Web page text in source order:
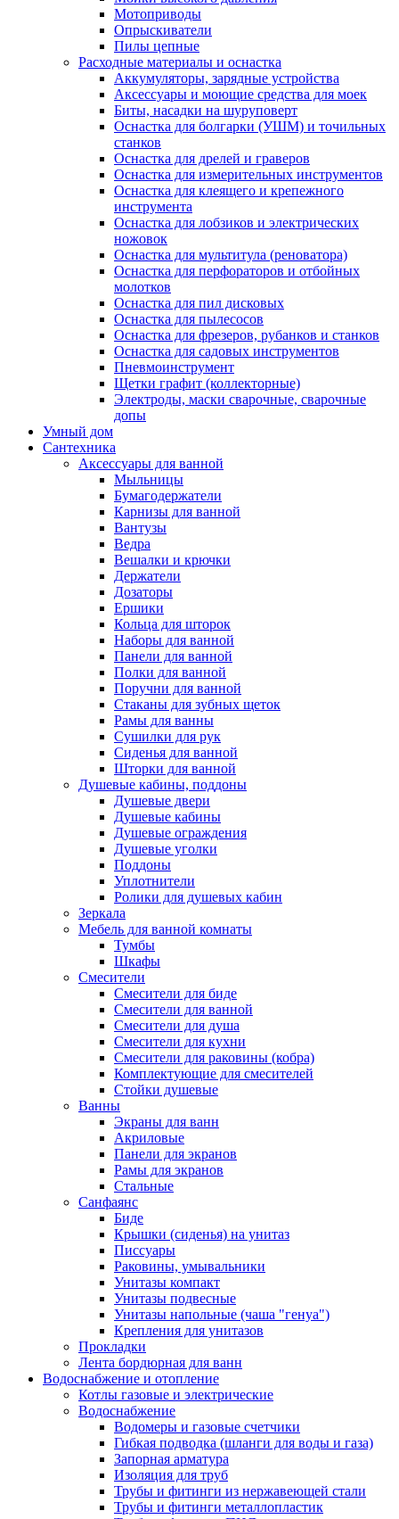
Мотоприводы
Опрыскиватели
Пилы цепные
Расходные материалы и оснастка
Аккумуляторы, зарядные устройства
Аксессуары и моющие средства для моек
Биты, насадки на шуруповерт
Оснастка для болгарки (УШМ) и точильных
станков
Оснастка для дрелей и граверов
Оснастка для измерительных инструментов
Оснастка для клеящего и крепежного
инструмента
Оснастка для лобзиков и электрических
ножовок
Оснастка для мультитула (реноватора)
Оснастка для перфораторов и отбойных
молотков
Оснастка для пил дисковых
Оснастка для пылесосов
Оснастка для фрезеров, рубанков и станков
Оснастка для садовых инструментов
Пневмоинструмент
Щетки графит (коллекторные)
Электроды, маски сварочные, сварочные
допы
Умный дом
Сантехника
Аксессуары для ванной
Мыльницы
Бумагодержатели
Карнизы для ванной
Вантузы
Ведра
Вешалки и крючки
Держатели
Дозаторы
Ершики
Кольца для шторок
Наборы для ванной
Панели для ванной
Полки для ванной
Поручни для ванной
Стаканы для зубных щеток
Рамы для ванны
Сушилки для рук
Сиденья для ванной
Шторки для ванной
Душевые кабины, поддоны
Душевые двери
Душевые кабины
Душевые ограждения
Душевые уголки
Поддоны
Уплотнители
Ролики для душевых кабин
Зеркала
Мебель для ванной комнаты
Тумбы
Шкафы
Смесители
Смесители для биде
Смесители для ванной
Смесители для душа
Смесители для кухни
Смесители для раковины (кобра)
Комплектующие для смесителей
Стойки душевые
Ванны
Экраны для ванн
Акриловые
Панели для экранов
Рамы для экранов
Стальные
Санфаянс
Биде
Крышки (сиденья) на унитаз
Писсуары
Раковины, умывальники
Унитазы компакт
Унитазы подвесные
Унитазы напольные (чаша "генуа")
Крепления для унитазов
Прокладки
Лента бордюрная для ванн
Водоснабжение и отопление
Котлы газовые и электрические
Водоснабжение
Водомеры и газовые счетчики
Гибкая подводка (шланги для воды и газа)
Запорная арматура
Изоляция для труб
Трубы и фитинги из нержавеющей стали
Трубы и фитинги металлопластик